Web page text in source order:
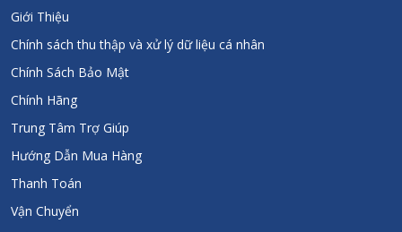
Giới Thiệu
Chính sách thu thập và xử lý dữ liệu cá nhân
Chính Sách Bảo Mật
Chính Hãng
Trung Tâm Trợ Giúp
Hướng Dẫn Mua Hàng
Thanh Toán
Vận Chuyển